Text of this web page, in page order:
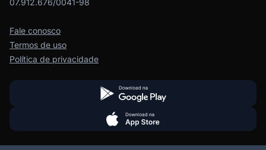
07.912.676/0041-98
Fale conosco
Termos de uso
Política de privacidade